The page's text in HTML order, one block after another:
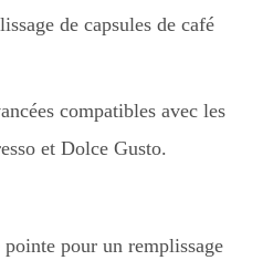
de capsules de café
compatibles avec les
et Dolce Gusto.
pour un remplissage